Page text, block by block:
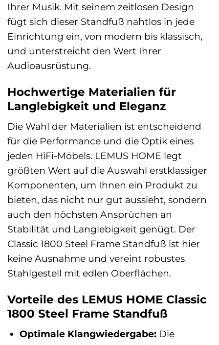
Ihrer Musik. Mit seinem zeitlosen Design
fügt sich dieser Standfuß nahtlos in jede
Einrichtung ein, von modern bis klassisch,
und unterstreicht den Wert Ihrer
Audioausrüstung.
Hochwertige Materialien für
Langlebigkeit und Eleganz
Die Wahl der Materialien ist entscheidend
für die Performance und die Optik eines
jeden HiFi-Möbels. LEMUS HOME legt
größten Wert auf die Auswahl erstklassiger
Komponenten, um Ihnen ein Produkt zu
bieten, das nicht nur gut aussieht, sondern
auch den höchsten Ansprüchen an
Stabilität und Langlebigkeit genügt. Der
Classic 1800 Steel Frame Standfuß ist hier
keine Ausnahme und vereint robustes
Stahlgestell mit edlen Oberflächen.
Vorteile des LEMUS HOME Classic
1800 Steel Frame Standfuß
Optimale Klangwiedergabe:Die